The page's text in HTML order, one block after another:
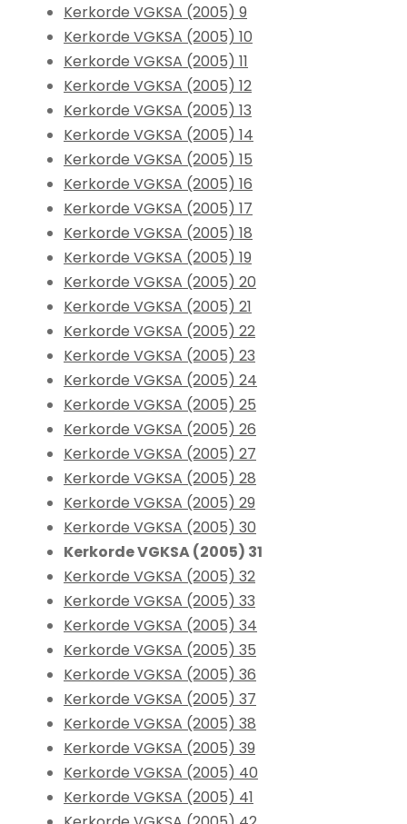
Kerkorde VGKSA (2005) 9
Kerkorde VGKSA (2005) 10
Kerkorde VGKSA (2005) 11
Kerkorde VGKSA (2005) 12
Kerkorde VGKSA (2005) 13
Kerkorde VGKSA (2005) 14
Kerkorde VGKSA (2005) 15
Kerkorde VGKSA (2005) 16
Kerkorde VGKSA (2005) 17
Kerkorde VGKSA (2005) 18
Kerkorde VGKSA (2005) 19
Kerkorde VGKSA (2005) 20
Kerkorde VGKSA (2005) 21
Kerkorde VGKSA (2005) 22
Kerkorde VGKSA (2005) 23
Kerkorde VGKSA (2005) 24
Kerkorde VGKSA (2005) 25
Kerkorde VGKSA (2005) 26
Kerkorde VGKSA (2005) 27
Kerkorde VGKSA (2005) 28
Kerkorde VGKSA (2005) 29
Kerkorde VGKSA (2005) 30
Kerkorde VGKSA (2005) 31
Kerkorde VGKSA (2005) 32
Kerkorde VGKSA (2005) 33
Kerkorde VGKSA (2005) 34
Kerkorde VGKSA (2005) 35
Kerkorde VGKSA (2005) 36
Kerkorde VGKSA (2005) 37
Kerkorde VGKSA (2005) 38
Kerkorde VGKSA (2005) 39
Kerkorde VGKSA (2005) 40
Kerkorde VGKSA (2005) 41